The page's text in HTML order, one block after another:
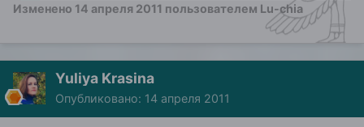
Изменено 14 апреля 2011 пользователем Lu-chia
Yuliya Krasina
Опубликовано: 14 апреля 2011